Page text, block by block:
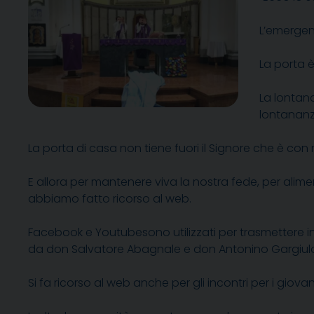
La porta
La
La porta di casa non tiene fuori il Signore che è con
E allora per mantenere viva la nostra fede, per
abbiamo fatto ricorso al web.
Facebook e Youtubesono utilizzati per trasmettere
da don Salvatore Abagnale e don Antonino
Si fa ricorso al web anche per gli incontri per i